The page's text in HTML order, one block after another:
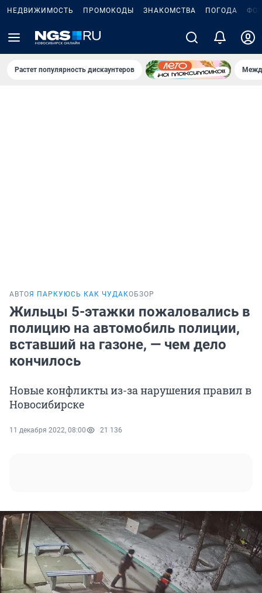
НЕДВИЖИМОСТЬ ПРОМОКОДЫ ЗНАКОМСТВА ПОГОДА
Растет популярность дискаунтеров
АВТОЯ ПАРКУЮСЬ КАК ЧУДАКОБЗОР
Жильцы 5-этажки пожаловались в
полицию на автомобиль полиции,
вставший на газоне, — чем дело
кончилось
Новые конфликты из-за нарушения правил в
Новосибирске
11 декабря 2022, 08:00 21 136